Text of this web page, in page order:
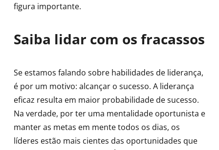
figura importante.
Saiba lidar com os fracassos
Se estamos falando sobre habilidades de liderança,
é por um motivo: alcançar o sucesso. A liderança
eficaz resulta em maior probabilidade de sucesso.
Na verdade, por ter uma mentalidade oportunista e
manter as metas em mente todos os dias, os
líderes estão mais cientes das oportunidades que